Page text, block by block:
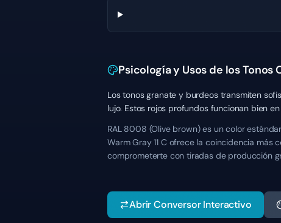
Psicología y Usos de los Tonos
Los tonos granate y burdeos transmiten
lujo. Estos rojos profundos funcionan bien
RAL 8008 (Olive brown) es un color
Warm Gray 11 C ofrece la coincidencia
comprometerte con tiradas de producción
Abrir Conversor Interactivo